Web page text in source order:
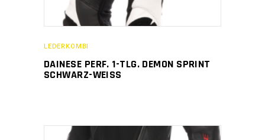
LEDERKOMBI
DAINESE PERF. 1-TLG. DEMON SPRINT
SCHWARZ-WEISS